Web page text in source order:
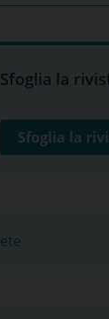
Sfoglia la
Sfoglia la